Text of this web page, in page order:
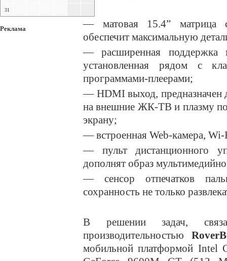
31
Реклама — матовая 15.4” матрица
обеспечит максимальную
— расширенная поддержка
установленная рядом с
программами-плеерами;
— HDMI выход, предназначен
на внешние ЖК-ТВ и плазму
экрану;
— встроенная Web-камера,
— пульт дистанционного
дополнят образ
— сенсор отпечатков
сохранность не только
В решении задач,
производительностью
мобильной платформой